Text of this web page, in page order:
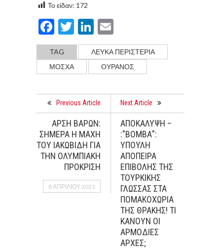
Το είδαν: 172
Facebook
TwitterLinkedIn
TAG
ΛΕΥΚΑ ΠΕΡΙΣΤΕΡΙΑ
ΜΟΣΧΑ
ΟΥΡΑΝΟΣ
Previous Article
ΑΡΣΗ ΒΑΡΩΝ:
ΣΗΜΕΡΑ Η ΜΑΧΗ
ΤΟΥ ΙΑΚΩΒΙΔΗ ΓΙΑ
ΤΗΝ ΟΛΥΜΠΙΑΚΗ
ΠΡΟΚΡΙΣΗ
8 ΑΠΡΙΛΊΟΥ 2021
Next Article
ΑΠΟΚΑΛΥΨΗ –
:"ΒΟΜΒΑ":
YΠΟΥΛΗ
ΑΠOΠΕΙΡΑ
ΕΠΙΒΟΛHΣ ΤΗΣ
ΤΟΥΡΚΙΚHΣ
ΓΛΩΣΣΑΣ ΣΤΑ
ΠΟΜΑΚΟΧΩΡΙΑ
ΤΗΣ ΘΡΑΚΗΣ! ΤΙ
ΚΑΝΟΥΝ ΟΙ
ΑΡΜΟΔΙΕΣ
ΑΡΧΕΣ;